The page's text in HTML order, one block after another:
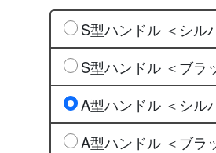
S型ハンドル ＜シル
S型ハンドル ＜ブラ
A型ハンドル ＜シル
A型ハンドル ＜ブラ